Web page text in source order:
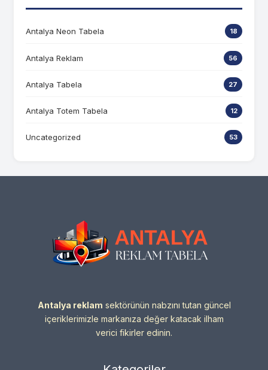
Antalya Neon Tabela 18
Antalya Reklam 56
Antalya Tabela 27
Antalya Totem Tabela 12
Uncategorized 53
Antalya reklam sektörünün nabzını tutan güncel
içeriklerimizle markanıza değer katacak ilham
verici fikirler edinin.